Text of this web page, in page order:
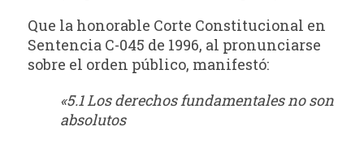
Que la honorable Corte Constitucional en
Sentencia C-045 de 1996, al pronunciarse
sobre el orden público, manifestó:
«5.1 Los derechos fundamentales no son
absolutos